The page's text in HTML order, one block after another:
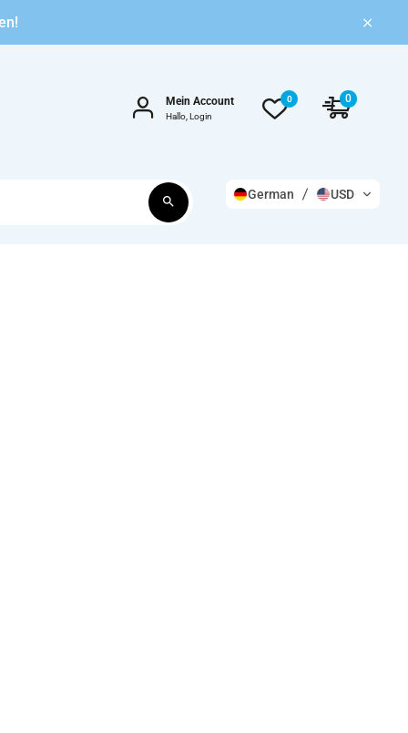
Mein Account
Hallo, Login
0 0
German USD